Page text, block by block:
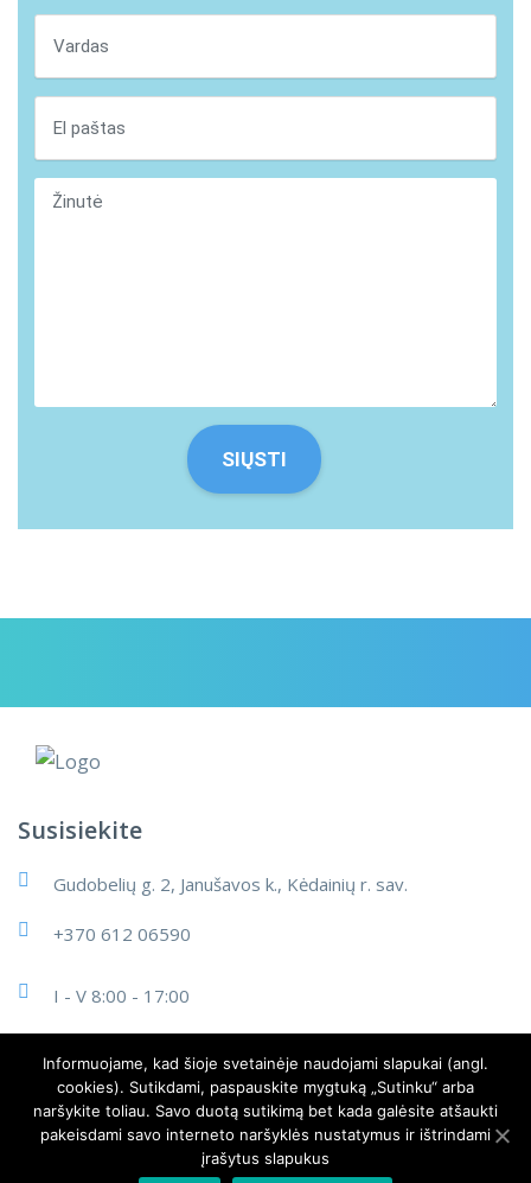
Susisiekite
Gudobelių g. 2, Janušavos k., Kėdainių r. sav.
+370 612 06590
I - V 8:00 - 17:00
© 2024 MB Cleanart LT
Informuojame, kad šioje svetainėje naudojami slapukai (angl.
cookies). Sutikdami, paspauskite mygtuką „Sutinku“ arba
naršykite toliau. Savo duotą sutikimą bet kada galėsite atšaukti
pakeisdami savo interneto naršyklės nustatymus ir ištrindami
įrašytus slapukus